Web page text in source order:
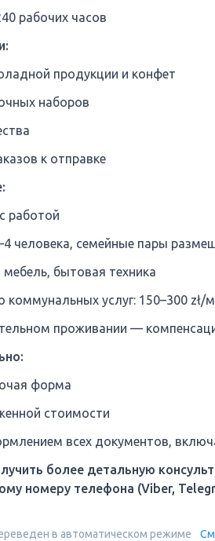
рабочих часов
продукции и конфет
наборов
к отправке
работой
человека, семейные пары
мебель, бытовая техника
коммунальных услуг: 150–300 zł/
проживании —
форма
стоимости
всех документов,
более детальную
номеру телефона (Viber,
в автоматическом режиме